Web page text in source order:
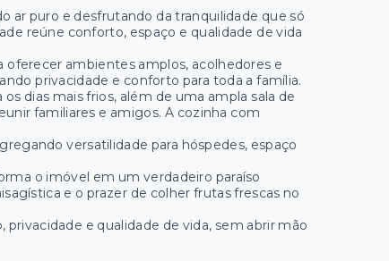
ar puro e desfrutando da tranquilidade que só
reúne conforto, espaço e qualidade de vida
oferecer ambientes amplos, acolhedores e
privacidade e conforto para toda a família.
dias mais frios, além de uma ampla sala de
familiares e amigos. A cozinha com
versatilidade para hóspedes, espaço
o imóvel em um verdadeiro paraíso
e o prazer de colher frutas frescas no
e qualidade de vida, sem abrir mão